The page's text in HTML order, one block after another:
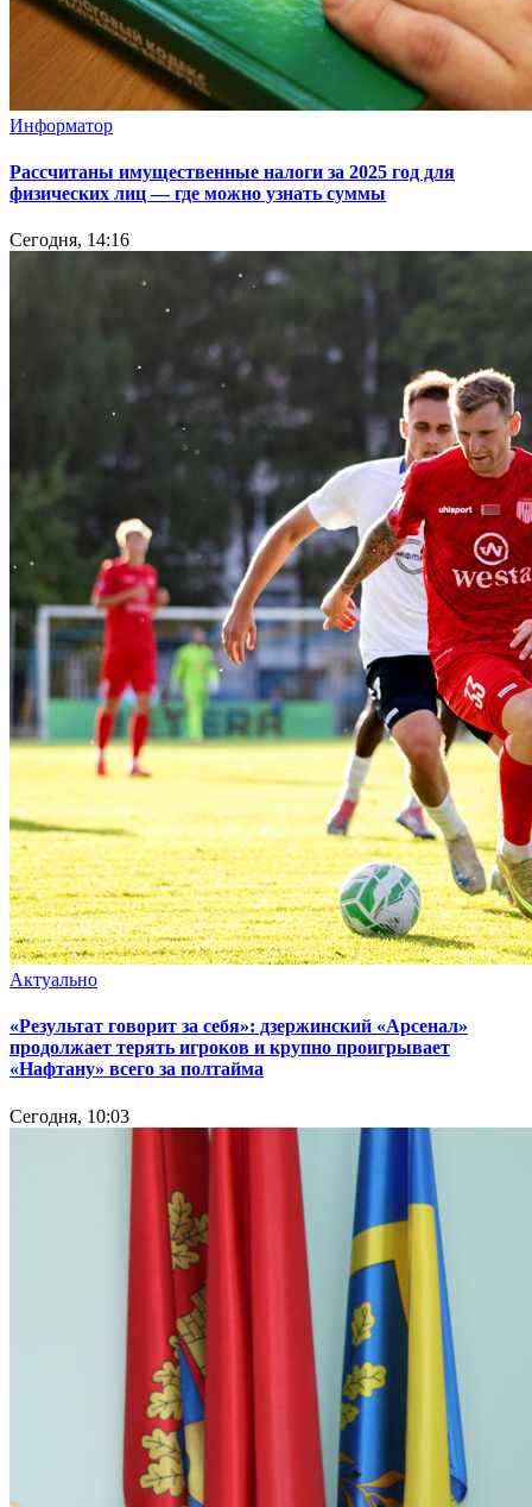
Информатор
Рассчитаны имущественные налоги за 2025 год для
физических лиц — где можно узнать суммы
Сегодня, 14:16
Актуально
«Результат говорит за себя»: дзержинский «Арсенал»
продолжает терять игроков и крупно проигрывает
«Нафтану» всего за полтайма
Сегодня, 10:03